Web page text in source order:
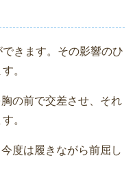
きます。その影響のひ
。
の前で交差させ、それ
。
度は履きながら前屈し